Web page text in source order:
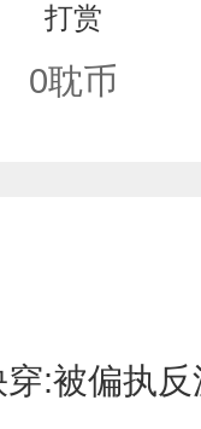
打赏
0耽币
穿:被偏执